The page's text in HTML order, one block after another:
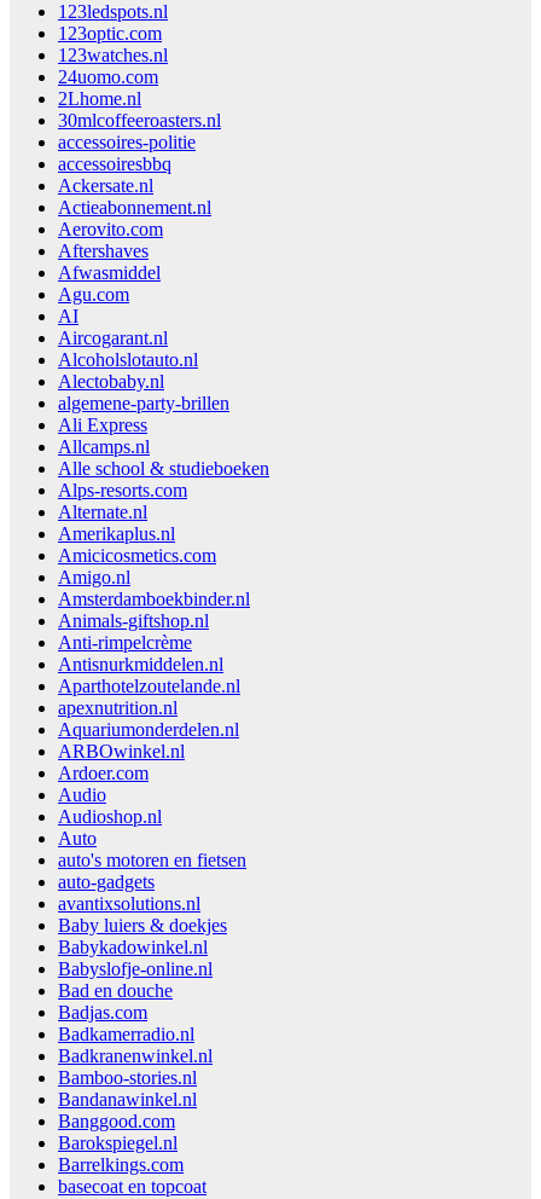
123ledspots.nl
123optic.com
123watches.nl
24uomo.com
2Lhome.nl
30mlcoffeeroasters.nl
accessoires-politie
accessoiresbbq
Ackersate.nl
Actieabonnement.nl
Aerovito.com
Aftershaves
Afwasmiddel
Agu.com
AI
Aircogarant.nl
Alcoholslotauto.nl
Alectobaby.nl
algemene-party-brillen
Ali Express
Allcamps.nl
Alle school & studieboeken
Alps-resorts.com
Alternate.nl
Amerikaplus.nl
Amicicosmetics.com
Amigo.nl
Amsterdamboekbinder.nl
Animals-giftshop.nl
Anti-rimpelcrème
Antisnurkmiddelen.nl
Aparthotelzoutelande.nl
apexnutrition.nl
Aquariumonderdelen.nl
ARBOwinkel.nl
Ardoer.com
Audio
Audioshop.nl
Auto
auto's motoren en fietsen
auto-gadgets
avantixsolutions.nl
Baby luiers & doekjes
Babykadowinkel.nl
Babyslofje-online.nl
Bad en douche
Badjas.com
Badkamerradio.nl
Badkranenwinkel.nl
Bamboo-stories.nl
Bandanawinkel.nl
Banggood.com
Barokspiegel.nl
Barrelkings.com
basecoat en topcoat